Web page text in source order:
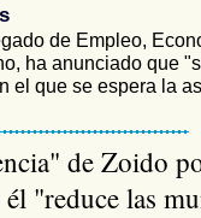
de Empleo,
ha anunciado que
el que se espera la
de Zoido
"reduce las